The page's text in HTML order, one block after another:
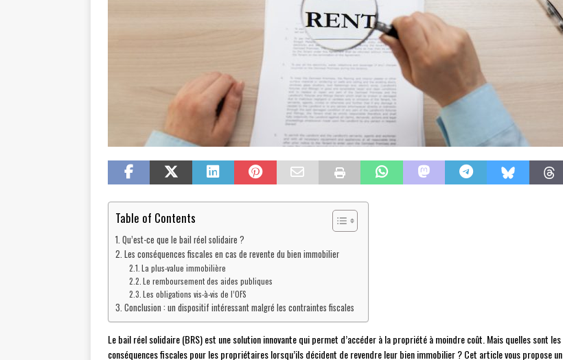
Table of Contents
Qu’est-ce que le bail réel solidaire ?
Les conséquences fiscales en cas de revente du bien immobilier
La plus-value immobilière
Le remboursement des aides publiques
Les obligations vis-à-vis de l’OFS
Conclusion : un dispositif intéressant malgré les contraintes fiscales
Le bail réel solidaire (BRS) est une solution innovante qui permet d’accéder à la propriété à moindre coût. Mais quelles sont les
conséquences fiscales pour les propriétaires lorsqu’ils décident de revendre leur bien immobilier ? Cet article vous propose un